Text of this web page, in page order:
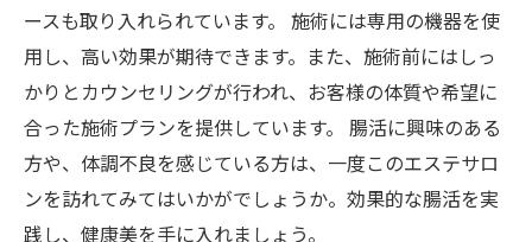
ースも取り入れられています。 施術には専用の機器を使
用し、高い効果が期待できます。また、施術前にはしっ
かりとカウンセリングが行われ、お客様の体質や希望に
合った施術プランを提供しています。 腸活に興味のある
方や、体調不良を感じている方は、一度このエステサロ
ンを訪れてみてはいかがでしょうか。効果的な腸活を実
践し、健康美を手に入れましょう。